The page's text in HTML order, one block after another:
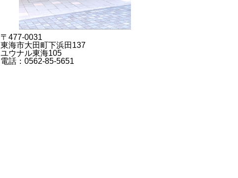
〒477-0031
東海市大田町下浜田137
ユウナル東海105
電話：0562-85-5651